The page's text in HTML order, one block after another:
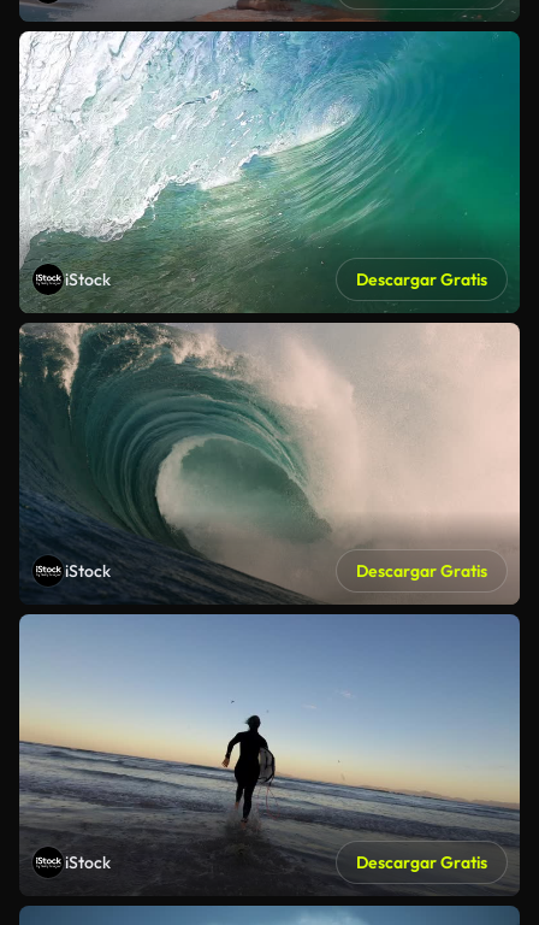
iStock Descargar Gratis
iStock Descargar Gratis
iStock Descargar Gratis